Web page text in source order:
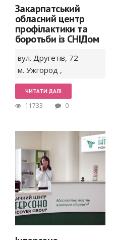
Закарпатський
обласний центр
профілактики та
боротьби із СНІДом
вул. Другетів, 72
м. Ужгород ,
ЧИТАТИ ДАЛІ
11733 0